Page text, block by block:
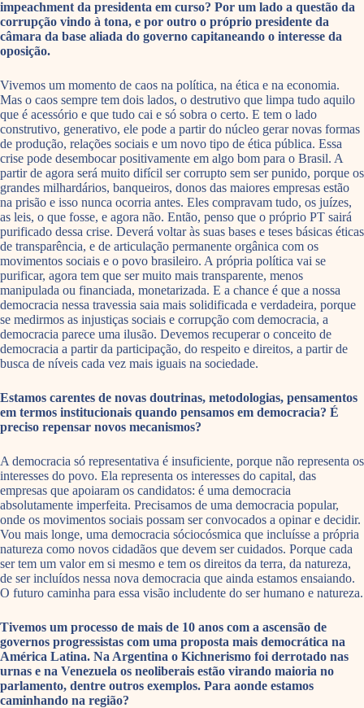
impeachment da presidenta em curso? Por um lado a questão da
corrupção vindo à tona, e por outro o próprio presidente da
câmara da base aliada do governo capitaneando o interesse da
oposição.
Vivemos um momento de caos na política, na ética e na economia.
Mas o caos sempre tem dois lados, o destrutivo que limpa tudo aquilo
que é acessório e que tudo cai e só sobra o certo. E tem o lado
construtivo, generativo, ele pode a partir do núcleo gerar novas formas
de produção, relações sociais e um novo tipo de ética pública. Essa
crise pode desembocar positivamente em algo bom para o Brasil. A
partir de agora será muito difícil ser corrupto sem ser punido, porque os
grandes milhardários, banqueiros, donos das maiores empresas estão
na prisão e isso nunca ocorria antes. Eles compravam tudo, os juízes,
as leis, o que fosse, e agora não. Então, penso que o próprio PT sairá
purificado dessa crise. Deverá voltar às suas bases e teses básicas éticas
de transparência, e de articulação permanente orgânica com os
movimentos sociais e o povo brasileiro. A própria política vai se
purificar, agora tem que ser muito mais transparente, menos
manipulada ou financiada, monetarizada. E a chance é que a nossa
democracia nessa travessia saia mais solidificada e verdadeira, porque
se medirmos as injustiças sociais e corrupção com democracia, a
democracia parece uma ilusão. Devemos recuperar o conceito de
democracia a partir da participação, do respeito e direitos, a partir de
busca de níveis cada vez mais iguais na sociedade.
Estamos carentes de novas doutrinas, metodologias, pensamentos
em termos institucionais quando pensamos em democracia? É
preciso repensar novos mecanismos?
A democracia só representativa é insuficiente, porque não representa os
interesses do povo. Ela representa os interesses do capital, das
empresas que apoiaram os candidatos: é uma democracia
absolutamente imperfeita. Precisamos de uma democracia popular,
onde os movimentos sociais possam ser convocados a opinar e decidir.
Vou mais longe, uma democracia sóciocósmica que incluísse a própria
natureza como novos cidadãos que devem ser cuidados. Porque cada
ser tem um valor em si mesmo e tem os direitos da terra, da natureza,
de ser incluídos nessa nova democracia que ainda estamos ensaiando.
O futuro caminha para essa visão includente do ser humano e natureza.
Tivemos um processo de mais de 10 anos com a ascensão de
governos progressistas com uma proposta mais democrática na
América Latina. Na Argentina o Kichnerismo foi derrotado nas
urnas e na Venezuela os neoliberais estão virando maioria no
parlamento, dentre outros exemplos. Para aonde estamos
caminhando na região?